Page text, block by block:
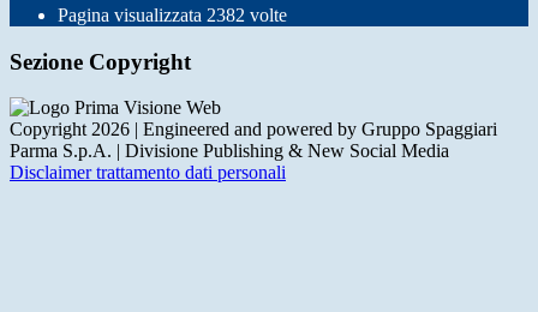
Pagina visualizzata 2382 volte
Sezione Copyright
Copyright 2026 | Engineered and powered by Gruppo Spaggiari
Parma S.p.A. | Divisione Publishing & New Social Media
Disclaimer trattamento dati personali